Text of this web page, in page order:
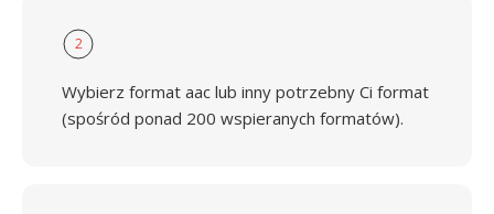
2
Wybierz format aac lub inny potrzebny Ci format
(spośród ponad 200 wspieranych formatów).